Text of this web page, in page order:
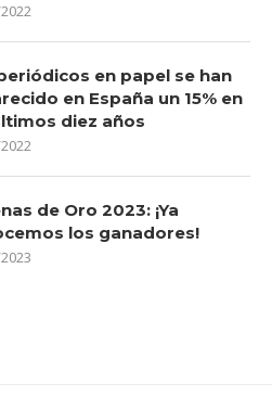
en papel se han
en España un 15% en
diez años
de Oro 2023: ¡Ya
los ganadores!